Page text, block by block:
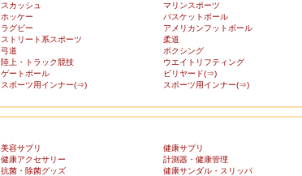
スカッシュ マリンスポーツ
ホッケー バスケットボール
ラグビー アメリカンフットボール
ストリート系スポーツ 柔道
弓道 ボクシング
陸上・トラック競技 ウエイトリフティング
ゲートボール ビリヤード(⇒)
スポーツ用インナー(⇒) スポーツ用インナー(⇒)
美容サプリ 健康サプリ
健康アクセサリー 計測器・健康管理
抗菌・除菌グッズ 健康サンダル・スリッパ